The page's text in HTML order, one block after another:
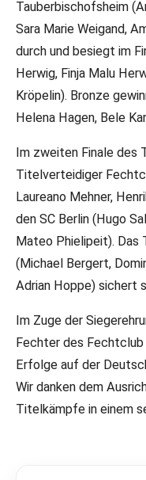
Tauberbischofsheim
Sara Marie Weigand,
durch und besiegt im
Herwig, Finja Malu
Kröpelin). Bronze
Helena Hagen, Bele
Im zweiten Finale des
Titelverteidiger
Laureano Mehner,
den SC Berlin (Hugo
Mateo Phielipeit). Das
(Michael Bergert,
Adrian Hoppe) sichert
Im Zuge der
Fechter des
Erfolge auf der
Wir danken dem
Titelkämpfe in einem